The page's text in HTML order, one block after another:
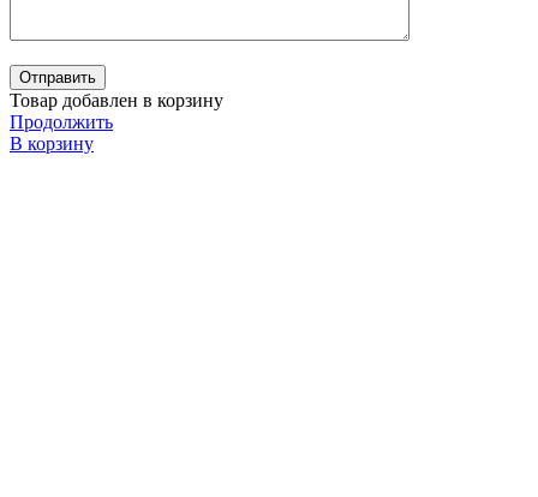
Товар добавлен в корзину
Продолжить
В корзину